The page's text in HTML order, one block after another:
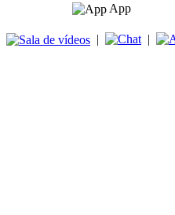
App
| |